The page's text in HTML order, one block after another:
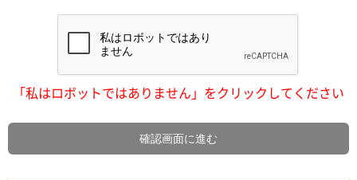
「私はロボットではありません」をクリックしてください